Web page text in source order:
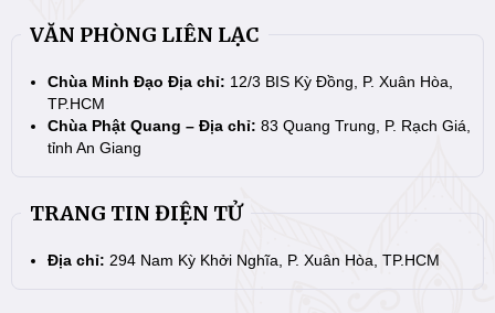
VĂN PHÒNG LIÊN LẠC
Chùa Minh Đạo Địa chỉ: 12/3 BIS Kỳ Đồng, P. Xuân Hòa,
TP.HCM
Chùa Phật Quang – Địa chỉ: 83 Quang Trung, P. Rạch Giá,
tỉnh An Giang
TRANG TIN ĐIỆN TỬ
Địa chỉ: 294 Nam Kỳ Khởi Nghĩa, P. Xuân Hòa, TP.HCM